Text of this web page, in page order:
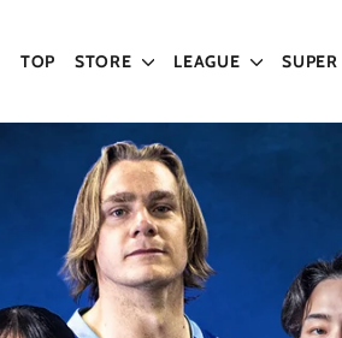
TOP STORE LEAGUE SUPER